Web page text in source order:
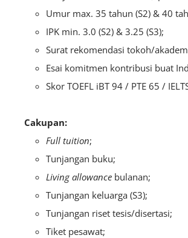
Umur max. 35 tahun (S2) & 40
IPK min. 3.0 (S2) & 3.25 (S3);
Surat rekomendasi tokoh/
Esai komitmen kontribusi buat
Skor TOEFL iBT 94 / PTE 65 /
Cakupan:
Full tuition;
Tunjangan buku;
Living allowance bulanan;
Tunjangan keluarga (S3);
Tunjangan riset tesis/disertasi;
Tiket pesawat;